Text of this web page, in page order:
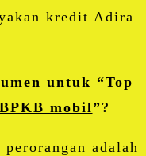
kredit Adira
untuk “Top
mobil”?
adalah